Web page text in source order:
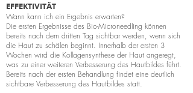
EFFEKTIVITÄT
Wann kann ich ein Ergebnis erwarten?
Die ersten Ergebnisse des Bio-Microneedling können
bereits nach dem dritten Tag sichtbar werden, wenn sich
die Haut zu schälen beginnt. Innerhalb der ersten 3
Wochen wird die Kollagensynthese der Haut angeregt,
was zu einer weiteren Verbesserung des Hautbildes führt.
Bereits nach der ersten Behandlung findet eine deutlich
sichtbare Verbesserung des Hautbildes statt.